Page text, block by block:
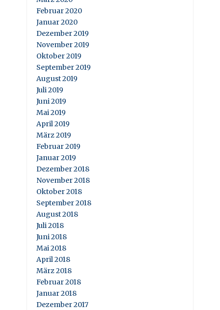
Februar 2020
Januar 2020
Dezember 2019
November 2019
Oktober 2019
September 2019
August 2019
Juli 2019
Juni 2019
Mai 2019
April 2019
März 2019
Februar 2019
Januar 2019
Dezember 2018
November 2018
Oktober 2018
September 2018
August 2018
Juli 2018
Juni 2018
Mai 2018
April 2018
März 2018
Februar 2018
Januar 2018
Dezember 2017